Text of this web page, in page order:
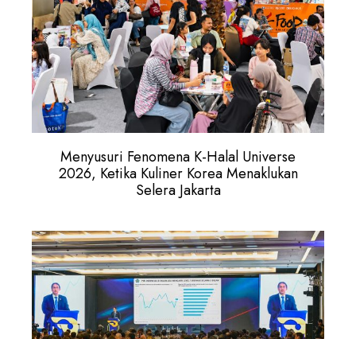
Menyusuri Fenomena K-Halal Universe
2026, Ketika Kuliner Korea Menaklukan
Selera Jakarta